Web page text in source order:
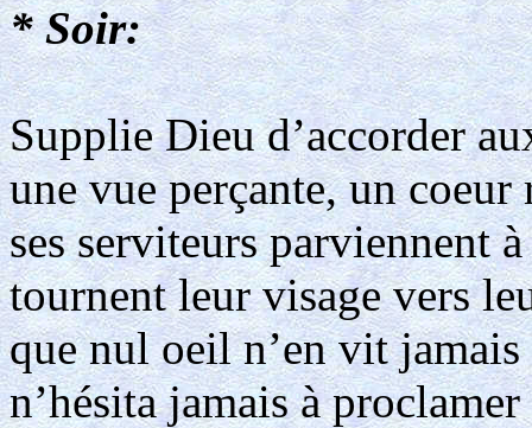
* Soir:
Supplie Dieu d’accorder
une vue perçante, un
ses serviteurs parviennent
tournent leur visage vers
que nul oeil n’en vit
n’hésita jamais à